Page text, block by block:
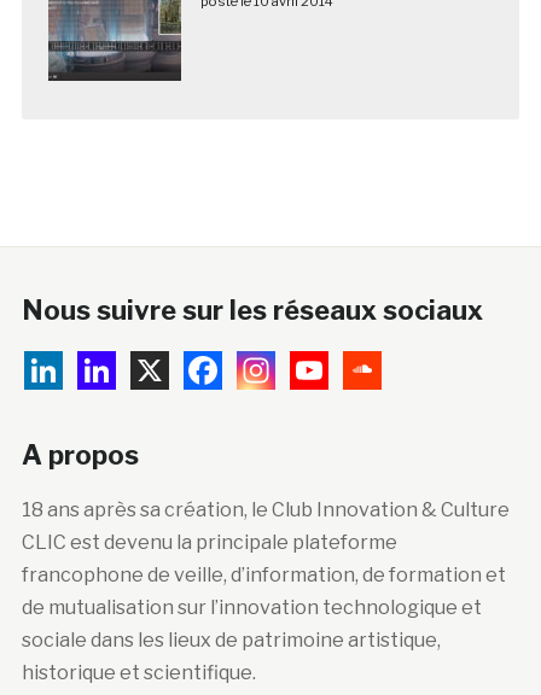
Nous suivre sur les réseaux sociaux
A propos
18 ans après sa création, le Club Innovation & Culture
CLIC est devenu la principale plateforme
francophone de veille, d’information, de formation et
de mutualisation sur l’innovation technologique et
sociale dans les lieux de patrimoine artistique,
historique et scientifique.